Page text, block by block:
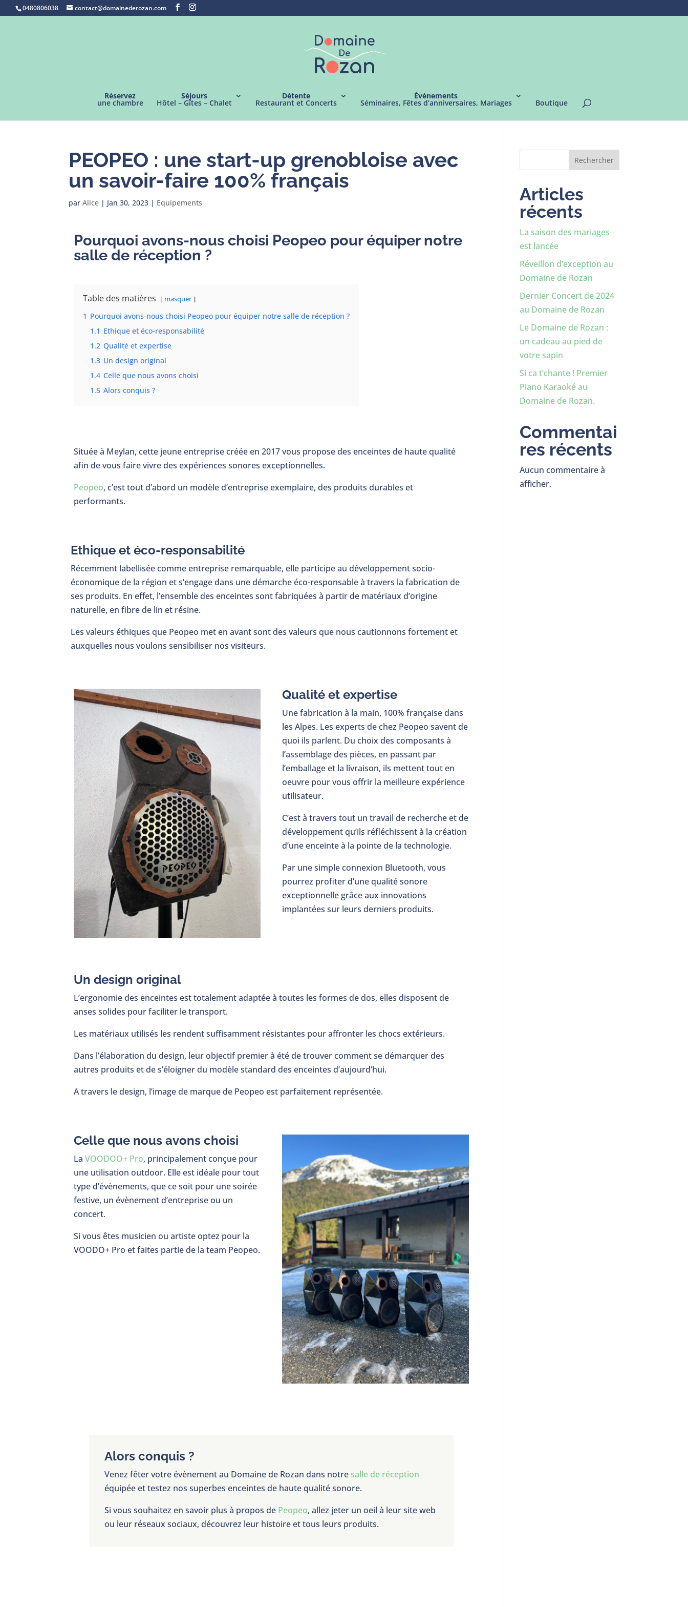
0480806038 contact@domainederozan.com
Réservez
une chambre
Séjours
Hôtel – Gîtes – Chalet
Détente
Restaurant et Concerts
Évènements
Séminaires, Fêtes d’anniversaires, Mariages Boutique
PEOPEO : une start-up grenobloise avec
un savoir-faire 100% français
parAlice | Jan 30, 2023 | Equipements
Pourquoi avons-nous choisi Peopeo pour équiper notre
salle de réception ?
Table des matières masquer
1 Pourquoi avons-nous choisi Peopeo pour équiper notre salle de réception ?
1.1 Ethique et éco-responsabilité
1.2 Qualité et expertise
1.3 Un design original
1.4 Celle que nous avons choisi
1.5 Alors conquis ?
Située à Meylan, cette jeune entreprise créée en 2017 vous propose des enceintes de haute qualité
afin de vous faire vivre des expériences sonores exceptionnelles.
Peopeo, c’est tout d’abord un modèle d’entreprise exemplaire, des produits durables et
performants.
Ethique et éco-responsabilité
Récemment labellisée comme entreprise remarquable, elle participe au développement socio-
économique de la région et s’engage dans une démarche éco-responsable à travers la fabrication de
ses produits. En effet, l’ensemble des enceintes sont fabriquées à partir de matériaux d’origine
naturelle, en fibre de lin et résine.
Les valeurs éthiques que Peopeo met en avant sont des valeurs que nous cautionnons fortement et
auxquelles nous voulons sensibiliser nos visiteurs.
Qualité et expertise
Une fabrication à la main, 100% française dans
les Alpes. Les experts de chez Peopeo savent de
quoi ils parlent. Du choix des composants à
l’assemblage des pièces, en passant par
l’emballage et la livraison, ils mettent tout en
oeuvre pour vous offrir la meilleure expérience
utilisateur.
C’est à travers tout un travail de recherche et de
développement qu’ils réfléchissent à la création
d’une enceinte à la pointe de la technologie.
Par une simple connexion Bluetooth, vous
pourrez profiter d’une qualité sonore
exceptionnelle grâce aux innovations
implantées sur leurs derniers produits.
Un design original
L’ergonomie des enceintes est totalement adaptée à toutes les formes de dos, elles disposent de
anses solides pour faciliter le transport.
Les matériaux utilisés les rendent suffisamment résistantes pour affronter les chocs extérieurs.
Dans l’élaboration du design, leur objectif premier à été de trouver comment se démarquer des
autres produits et de s’éloigner du modèle standard des enceintes d’aujourd’hui.
A travers le design, l’image de marque de Peopeo est parfaitement représentée.
Celle que nous avons choisi
LaVOODOO+ Pro, principalement conçue pour
une utilisation outdoor. Elle est idéale pour tout
type d’évènements, que ce soit pour une soirée
festive, un évènement d’entreprise ou un
concert.
Si vous êtes musicien ou artiste optez pour la
VOODO+ Pro et faites partie de la team Peopeo.
Alors conquis ?
Venez fêter votre évènement au Domaine de Rozan dans notre salle de réception
équipée et testez nos superbes enceintes de haute qualité sonore.
Si vous souhaitez en savoir plus à propos de Peopeo, allez jeter un oeil à leur site web
ou leur réseaux sociaux, découvrez leur histoire et tous leurs produits.
Rechercher
Articles
récents
La saison des mariages
est lancée
Réveillon d’exception au
Domaine de Rozan
Dernier Concert de 2024
au Domaine de Rozan
Le Domaine de Rozan :
un cadeau au pied de
votre sapin
Si ca t’chante ! Premier
Piano Karaoké au
Domaine de Rozan.
Commentai
res récents
Aucun commentaire à
afficher.